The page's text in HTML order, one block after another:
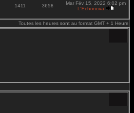
1411 3658
Mar Fév 15, 2022 6:02 pm
L'Echonova
Toutes les heures sont au format GMT + 1 Heure